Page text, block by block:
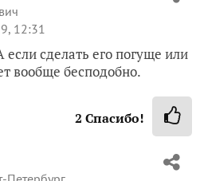
12:31
сделать его погуще или
вообще бесподобно.
2 Спасибо!